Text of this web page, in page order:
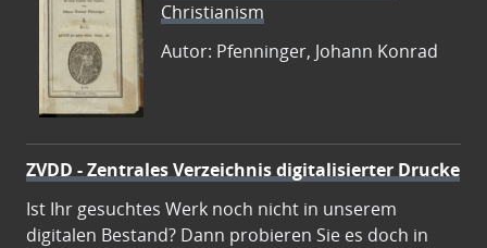
Christianism
Autor: Pfenninger, Johann Konrad
ZVDD - Zentrales Verzeichnis digitalisierter Drucke
Ist Ihr gesuchtes Werk noch nicht in unserem
digitalen Bestand? Dann probieren Sie es doch in